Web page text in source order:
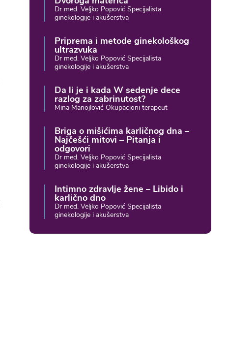
Dr med. Veljko Popović Specijalista
ginekologije i akušerstva
Priprema i metode ginekološkog
ultrazvuka
Dr med. Veljko Popović Specijalista
ginekologije i akušerstva
Da li je i kada W sedenje dece
razlog za zabrinutost?
Mina Manojlović Okupacioni terapeut
Briga o mišićima karličnog dna –
Najčešći mitovi – Pitanja i
odgovori
Dr med. Veljko Popović Specijalista
ginekologije i akušerstva
Intimno zdravlje žene – Libido i
karlično dno
Dr med. Veljko Popović Specijalista
ginekologije i akušerstva